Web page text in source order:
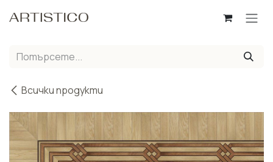
Всички продукти